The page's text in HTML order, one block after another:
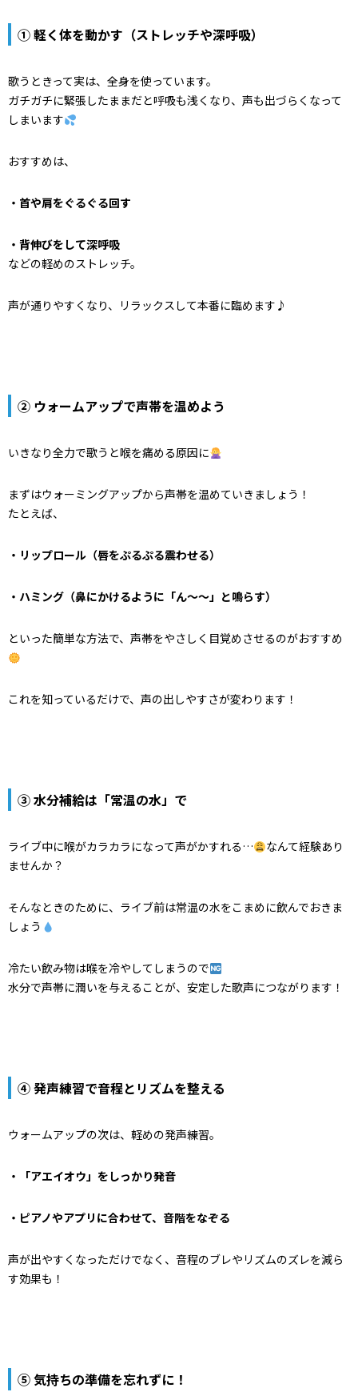
① 軽く体を動かす（ストレッチや深呼吸）
歌うときって実は、 全身を使っています。
ガチガチに緊張したままだと呼吸も浅くなり、声も出づらくなって
しまいます
おすすめは、
・首や肩をぐるぐる回す
・背伸びをして深呼吸
などの軽めのストレッチ。
声が通りやすくなり、リラックスして本番に臨めます♪
② ウォームアップで声帯を温めよう
いきなり全力で歌うと喉を痛める原因に
まずはウォーミングアップから声帯を温めていきましょう！
たとえば、
・リップロール（唇をぷるぷる震わせる）
・ハミング（鼻にかけるように「ん〜〜」と鳴らす）
といった簡単な方法で、声帯をやさしく目覚めさせるのがおすすめ
これを知っているだけで、 声の出しやすさが変わります ！
③ 水分補給は「常温の水」で
ライブ中に喉がカラカラになって声がかすれる…
なんて経験あり
ませんか？
そんなときのために、ライブ前は常温の水をこまめに飲んでおきま
しょう
冷たい飲み物は喉を冷やしてしまうので
水分で声帯に潤いを与える ことが、安定した歌声につながります！
④ 発声練習で音程とリズムを整える
ウォームアップの次は、軽めの発声練習。
・「アエイオウ」をしっかり発音
・ピアノやアプリに合わせて、音階をなぞる
声が出やすくなっただけでなく、 音程のブレやリズムのズレを減ら
す効果も！
⑤ 気持ちの準備を忘れずに！